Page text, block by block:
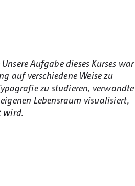
Aufgabe dieses Kurses war
auf verschiedene Weise zu
zu studieren, verwandte
Lebensraum visualisiert,
wird.